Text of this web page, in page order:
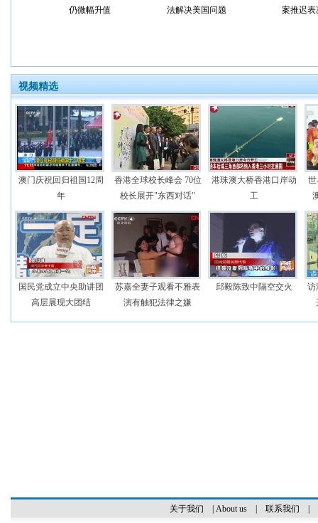
仍微幅升值
法解决美国问题
案推迟表
视频精选
澳门庆祝回归祖国12周
年
香港全球校长峰会 70位
校长展开"东西对话"
港珠澳大桥香港口岸动
工
国民党成立中央助讲团
高层展现大团结
苏嘉全妻子观看不雅表
演有触犯法律之嫌
邱毅陈致中隔空交火
访
关于我们 About us| 联系我们